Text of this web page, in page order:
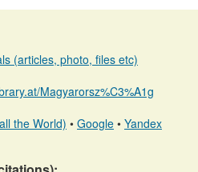
(articles, photo, files etc)
Magyarorsz%C3%A1g
the World) • Google • Yandex